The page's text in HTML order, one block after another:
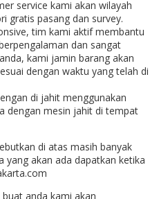
service kami akan wilayah
gratis pasang dan survey.
tim kami aktif membantu
dan sangat
kami jamin barang akan
dengan waktu yang telah di
di jahit menggunakan
dengan mesin jahit di tempat
di atas masih banyak
yang akan ada dapatkan ketika
anda kami akan